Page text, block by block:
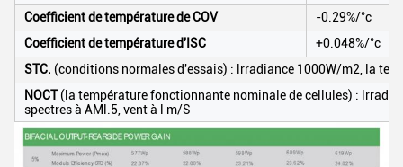
Coefficient de température de COV
-0.29%/°c
Coefficient de température d'ISC
+0.048%/°c
STC. (conditions normales d'essais) : lrradiance 1000W/m2, la
NOCT(la température fonctionnante nominale de cellules) :
spectres à AMl.5, vent à l m/S